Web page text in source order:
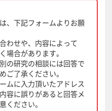
、下記フォームよりお願
わせや、内容によって
場合があります。
の研究の相談には回答で
ご了承ください。
ムに入力頂いたアドレス
容に誤りがあると回答メ
ください。